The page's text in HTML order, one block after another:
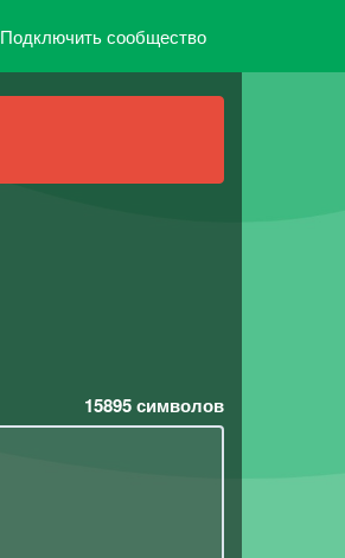
Подключить сообщество
15895символов